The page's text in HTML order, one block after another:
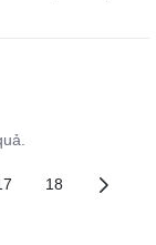
trên cổng
Các trang trên cổng
Các trang
18